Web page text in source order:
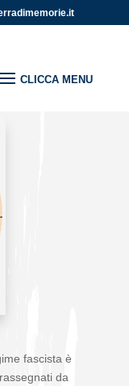
CLANDESTINA
fascista è
da